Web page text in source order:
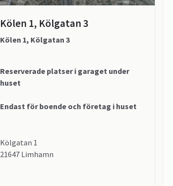
Kölen 1, Kölgatan 3
Kölen 1, Kölgatan 3
Reserverade platser i garaget under
huset
Endast för boende och företag i huset
Kölgatan 1
21647 Limhamn